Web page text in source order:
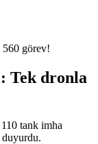
560 görev!
Tek dronla
tank imha
duyurdu.